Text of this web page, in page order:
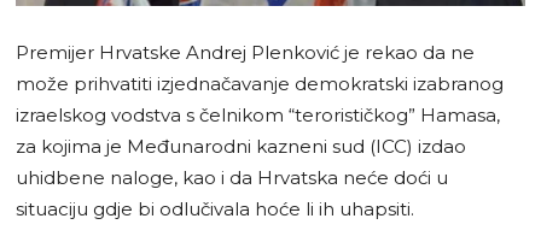
Premijer Hrvatske Andrej Plenković je rekao da ne
može prihvatiti izjednačavanje demokratski izabranog
izraelskog vodstva s čelnikom “terorističkog” Hamasa,
za kojima je Međunarodni kazneni sud (ICC) izdao
uhidbene naloge, kao i da Hrvatska neće doći u
situaciju gdje bi odlučivala hoće li ih uhapsiti.